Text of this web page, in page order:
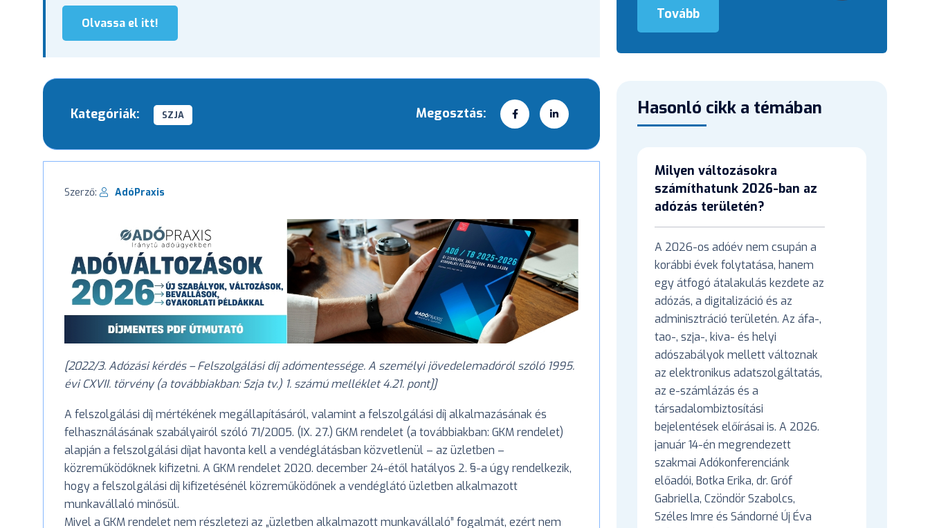
Olvassa el itt!
Kategóriák: SZJA Megosztás:
Szerző: AdóPraxis
[2022/3. Adózási kérdés – Felszolgálási díj adómentessége. A személyi jövedelemadóról szóló 1995.
évi CXVII. törvény (a továbbiakban: Szja tv.) 1. számú melléklet 4.21. pont]]
A felszolgálási díj mértékének megállapításáról, valamint a felszolgálási díj alkalmazásának és
felhasználásának szabályairól szóló 71/2005. (IX. 27.) GKM rendelet (a továbbiakban: GKM rendelet)
alapján a felszolgálási díjat havonta kell a vendéglátásban közvetlenül – az üzletben –
közreműködőknek kifizetni. A GKM rendelet 2020. december 24-étől hatályos 2. §-a úgy rendelkezik,
hogy a felszolgálási díj kifizetésénél közreműködőnek a vendéglátó üzletben alkalmazott
munkavállaló minősül.
Mivel a GKM rendelet nem részletezi az „üzletben alkalmazott munkavállaló” fogalmát, ezért nem
Tovább
Hasonló cikk a témában
Milyen változásokra
számíthatunk 2026-ban az
adózás területén?
A 2026-os adóév nem csupán a
korábbi évek folytatása, hanem
egy átfogó átalakulás kezdete az
adózás, a digitalizáció és az
adminisztráció területén. Az áfa-,
tao-, szja-, kiva- és helyi
adószabályok mellett változnak
az elektronikus adatszolgáltatás,
az e-számlázás és a
társadalombiztosítási
bejelentések előírásai is. A 2026.
január 14-én megrendezett
szakmai Adókonferenciánk
előadói, Botka Erika, dr. Gróf
Gabriella, Czöndör Szabolcs,
Széles Imre és Sándorné Új Éva